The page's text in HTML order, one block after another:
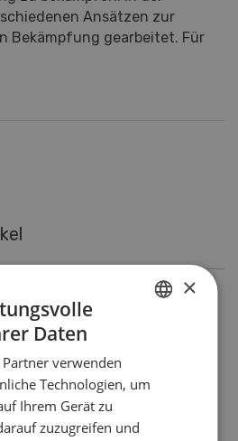
Ansätzen zur
Bekämpfung gearbeitet. Für
×
Daten
verwenden
Technologien, um
Ihrem Gerät zu
zuzugreifen und